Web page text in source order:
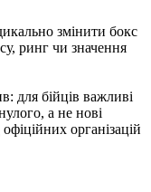
змінити бокс
ринг чи значення
для бійців важливі
а не нові
організацій